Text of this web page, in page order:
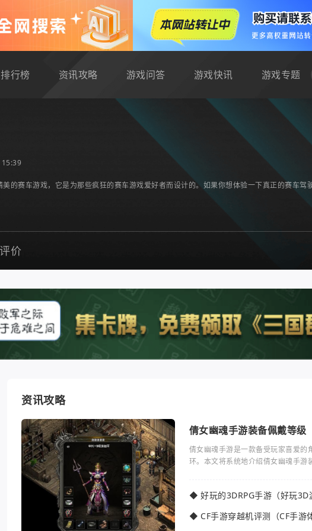
排行榜 资讯攻略 游戏问答 游戏快讯 游戏专题
15:39
的赛车游戏，它是为那些疯狂的赛车游戏爱好者而设计的。如果你想体验一下真正的赛车
价
资讯攻略
倩女幽魂手游装备佩戴等级
倩女幽魂手游是一款备受玩家喜爱
环。本文将系统地介绍倩女幽魂手
◆ 好玩的3DRPG手游（好玩3D
◆ CF手游穿越机评测（CF手游